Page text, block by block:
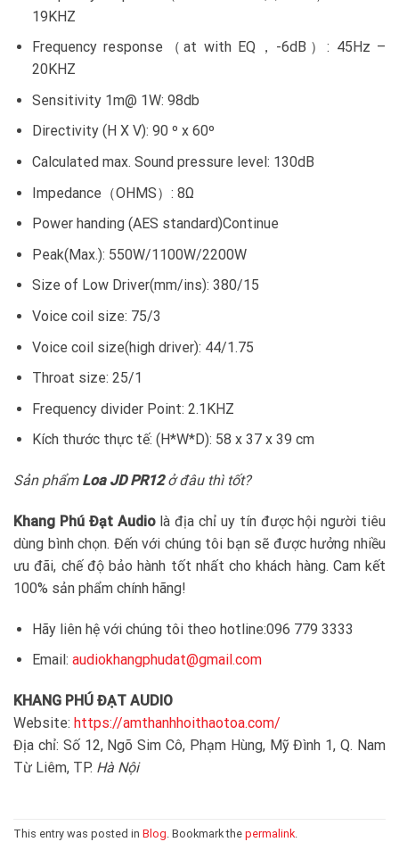
19KHZ
Frequency response（at with EQ，-6dB）: 45Hz –
20KHZ
Sensitivity 1m@ 1W: 98db
Directivity (H X V): 90 º x 60º
Calculated max. Sound pressure level: 130dB
Impedance（OHMS）: 8Ω
Power handing (AES standard)Continue
Peak(Max.): 550W/1100W/2200W
Size of Low Driver(mm/ins): 380/15
Voice coil size: 75/3
Voice coil size(high driver): 44/1.75
Throat size: 25/1
Frequency divider Point: 2.1KHZ
Kích thước thực tế: (H*W*D): 58 x 37 x 39 cm
Sản phẩm Loa JD PR12ở đâu thì tốt?
Khang Phú Đạt Audiolà địa chỉ uy tín được hội người tiêu
dùng bình chọn. Đến với chúng tôi bạn sẽ được hưởng nhiều
ưu đãi, chế độ bảo hành tốt nhất cho khách hàng. Cam kết
100% sản phẩm chính hãng!
Hãy liên hệ với chúng tôi theo hotline:096 779 3333
Email: audiokhangphudat@gmail.com
KHANG PHÚ ĐẠT AUDIO
Website: https://amthanhhoithaotoa.com/
Địa chỉ: Số 12, Ngõ Sim Cô, Phạm Hùng, Mỹ Đình 1, Q. Nam
Từ Liêm, TP. Hà Nội
This entry was posted in Blog. Bookmark the permalink.